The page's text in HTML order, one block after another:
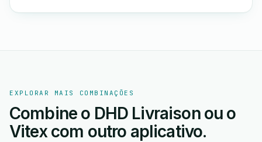
EXPLORAR MAIS COMBINAÇÕES
Combine o DHD Livraison ou o
Vitex com outro aplicativo.